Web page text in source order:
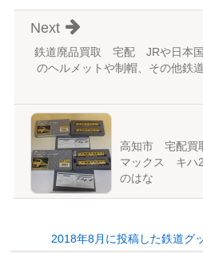
鉄道廃品買取 宅配 JRや日本
のヘルメットや制帽、その他鉄
Next
高知市 宅配
マックス キハ
のはな
2018年8月に投稿した鉄道グ